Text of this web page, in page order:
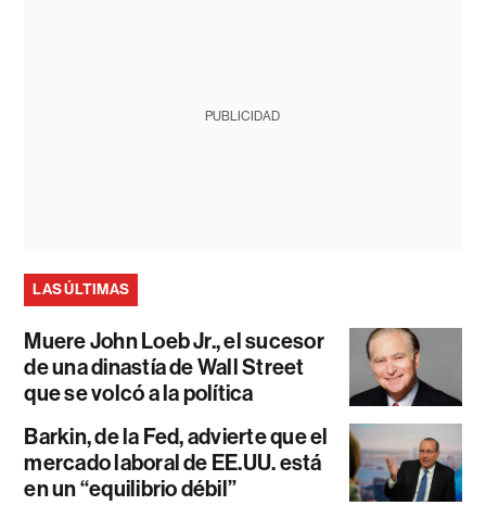
PUBLICIDAD
LAS ÚLTIMAS
Muere John Loeb Jr., el sucesor
de una dinastía de Wall Street
que se volcó a la política
Barkin, de la Fed, advierte que el
mercado laboral de EE.UU. está
en un “equilibrio débil”